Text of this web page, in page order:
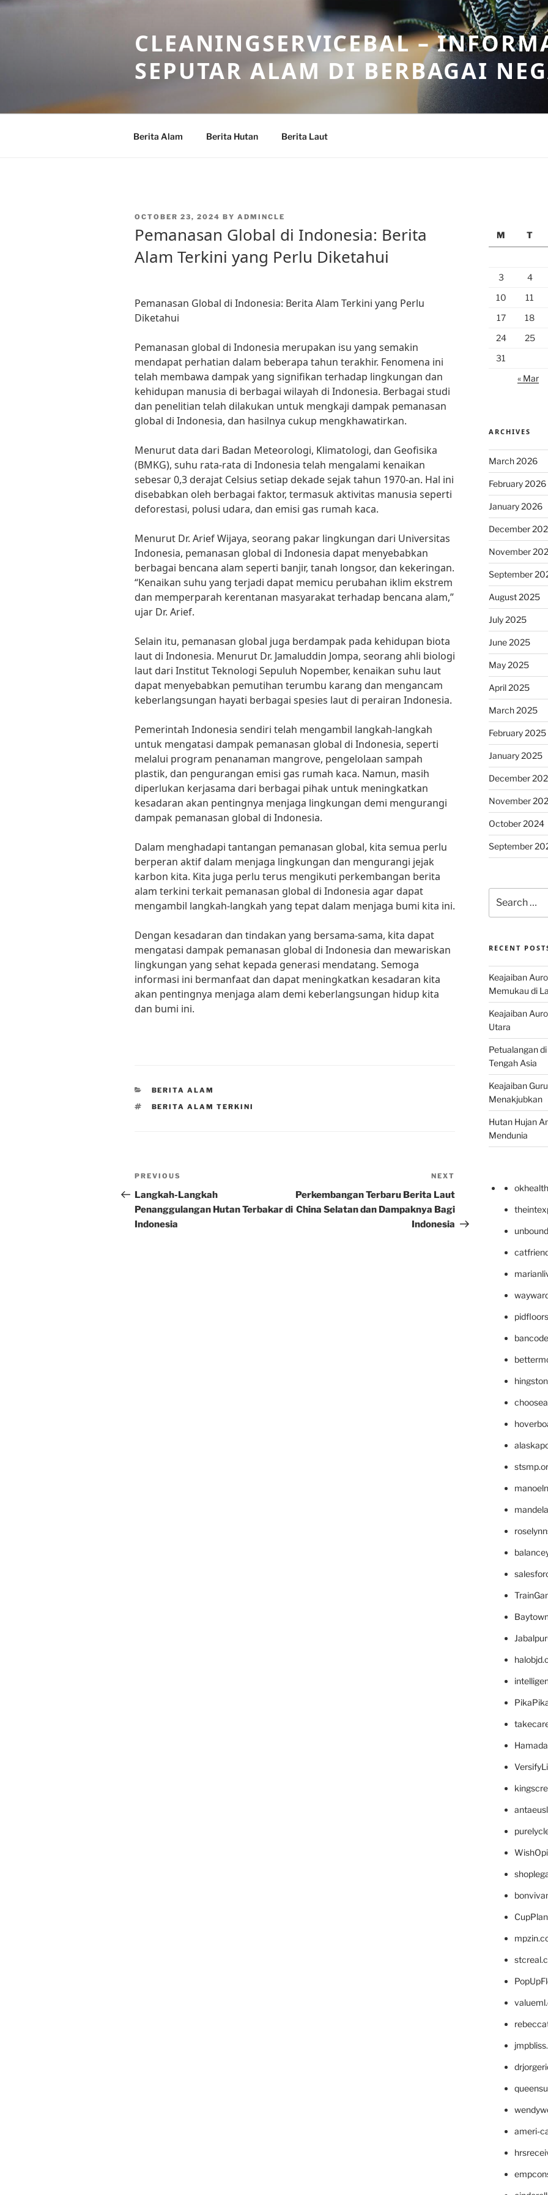
Skip
CLEANINGSERVICEBAL –
SEPUTAR ALAM DI BERBAGAI
Berita Alam Berita Hutan Berita Laut
POSTED
OCTOBER 23, 2024 BY ADMINCLE
Pemanasan Global di Indonesia: Berita
Alam Terkini yang Perlu Diketahui
Pemanasan Global di Indonesia: Berita Alam Terkini yang Perlu
Diketahui
Pemanasan global di Indonesia merupakan isu yang semakin
mendapat perhatian dalam beberapa tahun terakhir. Fenomena ini
telah membawa dampak yang signifikan terhadap lingkungan dan
kehidupan manusia di berbagai wilayah di Indonesia. Berbagai studi
dan penelitian telah dilakukan untuk mengkaji dampak pemanasan
global di Indonesia, dan hasilnya cukup mengkhawatirkan.
Menurut data dari Badan Meteorologi, Klimatologi, dan Geofisika
(BMKG), suhu rata-rata di Indonesia telah mengalami kenaikan
sebesar 0,3 derajat Celsius setiap dekade sejak tahun 1970-an. Hal ini
disebabkan oleh berbagai faktor, termasuk aktivitas manusia seperti
deforestasi, polusi udara, dan emisi gas rumah kaca.
Menurut Dr. Arief Wijaya, seorang pakar lingkungan dari Universitas
Indonesia, pemanasan global di Indonesia dapat menyebabkan
berbagai bencana alam seperti banjir, tanah longsor, dan kekeringan.
“Kenaikan suhu yang terjadi dapat memicu perubahan iklim ekstrem
dan memperparah kerentanan masyarakat terhadap bencana alam,”
ujar Dr. Arief.
Selain itu, pemanasan global juga berdampak pada kehidupan biota
laut di Indonesia. Menurut Dr. Jamaluddin Jompa, seorang ahli biologi
laut dari Institut Teknologi Sepuluh Nopember, kenaikan suhu laut
dapat menyebabkan pemutihan terumbu karang dan mengancam
keberlangsungan hayati berbagai spesies laut di perairan Indonesia.
Pemerintah Indonesia sendiri telah mengambil langkah-langkah
untuk mengatasi dampak pemanasan global di Indonesia, seperti
melalui program penanaman mangrove, pengelolaan sampah
plastik, dan pengurangan emisi gas rumah kaca. Namun, masih
diperlukan kerjasama dari berbagai pihak untuk meningkatkan
kesadaran akan pentingnya menjaga lingkungan demi mengurangi
dampak pemanasan global di Indonesia.
Dalam menghadapi tantangan pemanasan global, kita semua perlu
berperan aktif dalam menjaga lingkungan dan mengurangi jejak
karbon kita. Kita juga perlu terus mengikuti perkembangan berita
alam terkini terkait pemanasan global di Indonesia agar dapat
mengambil langkah-langkah yang tepat dalam menjaga bumi kita ini.
Dengan kesadaran dan tindakan yang bersama-sama, kita dapat
mengatasi dampak pemanasan global di Indonesia dan mewariskan
lingkungan yang sehat kepada generasi mendatang. Semoga
informasi ini bermanfaat dan dapat meningkatkan kesadaran kita
akan pentingnya menjaga alam demi keberlangsungan hidup kita
dan bumi ini.
CATEGORIES
BERITA ALAM
TAGS
BERITA ALAM TERKINI
Post
navigation
Previous
Post
PREVIOUS
Langkah-Langkah
Penanggulangan Hutan Terbakar di
Indonesia
Post
NEXT
Perkembangan Terbaru Berita Laut
China Selatan dan Dampaknya Bagi
Indonesia
M
T
3
4
10
11
17
18
24
25
31
« Mar
ARCHIVES
March 2026
February 2026
January 2026
December
November
September
August 2025
July 2025
June 2025
May 2025
April 2025
March 2025
February 2025
January 2025
December
November
October 2024
September
for:
RECENT
Keajaiban
Memukau di
Keajaiban
Utara
Petualangan
Tengah Asia
Keajaiban
Menakjubkan
Hutan Hujan
Mendunia
ameri-